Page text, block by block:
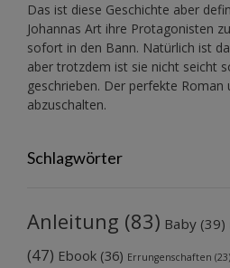
Das ist diese Geschichte aber
Johannas Art ihre Protagonisten
sofort in den Bann. Natürlich ist
aber trotzdem ist sie nicht seicht
geschrieben. Der perfekte Roman
abzuschalten.
Schlagwörter
Anleitung (83) Baby (39)
(47) Ebook (36) Errungenschaften (23)